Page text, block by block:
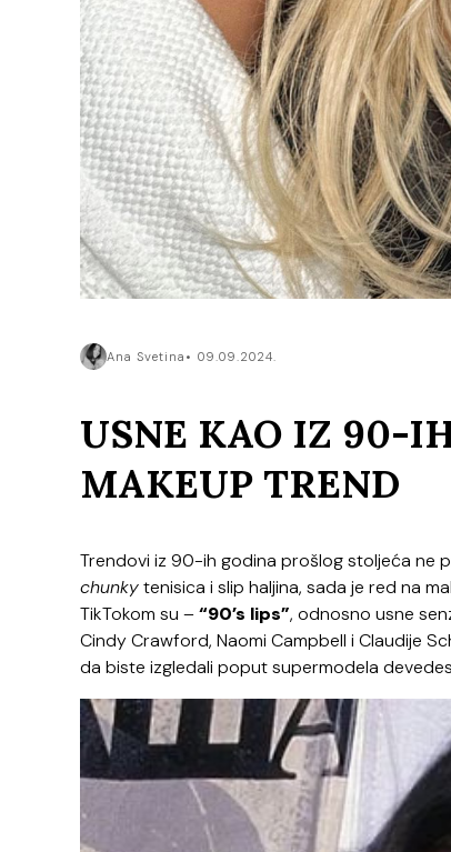
Ana Svetina 09.09.2024.
USNE KAO IZ 90-
MAKEUP TREND
Trendovi iz 90-ih godina prošlog stoljeća ne
chunkytenisica i slip haljina, sada je red na
TikTokom su –“90’s lips”, odnosno usne
Cindy Crawford, Naomi Campbell i Claudije
da biste izgledali poput supermodela